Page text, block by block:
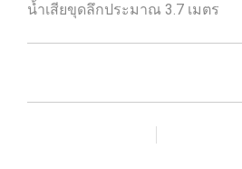
น้ำเสียขุดลึกประมาณ 3.7 เมตร